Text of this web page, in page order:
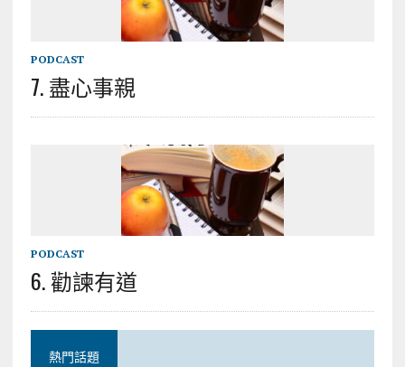
PODCAST
7. 盡心事親
PODCAST
6. 勸諫有道
熱門話題